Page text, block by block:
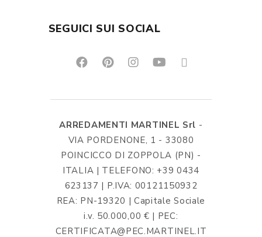
SEGUICI SUI SOCIAL
ARREDAMENTI MARTINEL Srl -
VIA PORDENONE, 1 - 33080
POINCICCO DI ZOPPOLA (PN) -
ITALIA | TELEFONO: +39 0434
623137 | P.IVA: 00121150932
REA: PN-19320 | Capitale Sociale
i.v. 50.000,00 € | PEC:
CERTIFICATA@PEC.MARTINEL.IT